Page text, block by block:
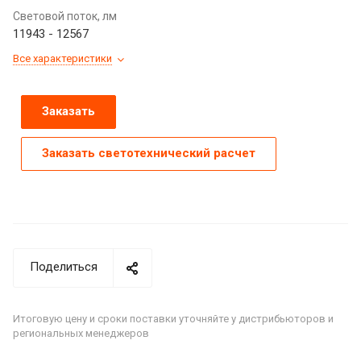
Световой поток, лм
11943 - 12567
Все характеристики
Заказать
Заказать светотехнический расчет
Поделиться
Итоговую цену и сроки поставки уточняйте у дистрибьюторов и
региональных менеджеров